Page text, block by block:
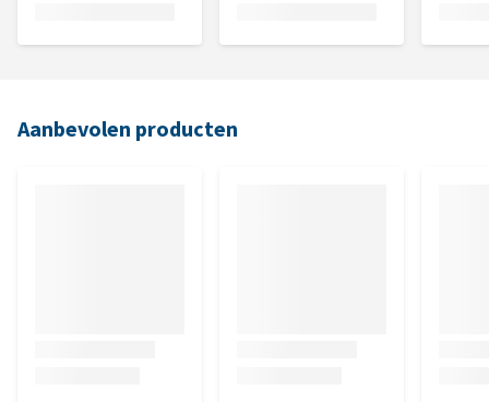
Aanbevolen producten